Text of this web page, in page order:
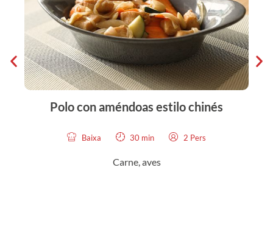
Polo con améndoas estilo chinés
Baixa 30 min 2 Pers
Carne, aves